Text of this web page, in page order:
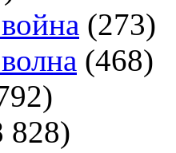
(273)
(468)
828)